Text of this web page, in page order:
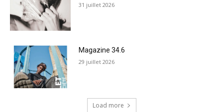
31 juillet 2026
Magazine 34.6
29 juillet 2026
Load more